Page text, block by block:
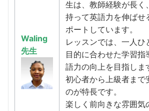
Waling
先生
生は、教師経験が長く
持って英語力を伸ばせ
ポートしています。
レッスンでは、一人ひ
目的に合わせた学習指
語力の向上を目指しま
初心者から上級者まで
のが特長です。
楽しく前向きな雰囲気